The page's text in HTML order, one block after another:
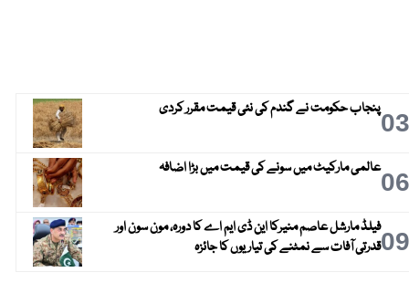
03پنجاب حکومت نے گندم کی نئی قیمت مقرر کردی
06عالمی مارکیٹ میں سونے کی قیمت میں بڑا اضافہ
09فیلڈ مارشل عاصم منیرکا این ڈی ایم اے کا دورہ، مون سون اور
قدرتی آفات سے نمٹنے کی تیاریوں کا جائزہ